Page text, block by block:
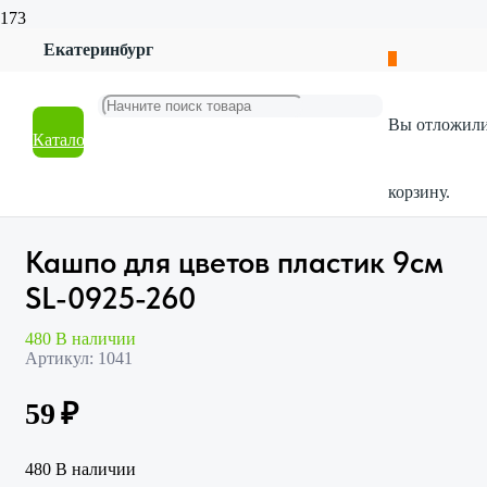
Екатеринбург
Каталог
Вы
корзину.
Товары для дома
Кашпо для цветов пластик 9см SL-0925-260
Кашпо для цветов пластик 9см
SL-0925-260
480 В наличии
Артикул: 1041
59₽
480 В наличии